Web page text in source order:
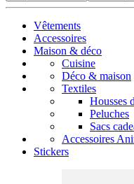
Vêtements
Accessoires
Maison & déco
Cuisine
Déco & maison
Textiles
Housses
Peluches
Sacs
Accessoires
Stickers